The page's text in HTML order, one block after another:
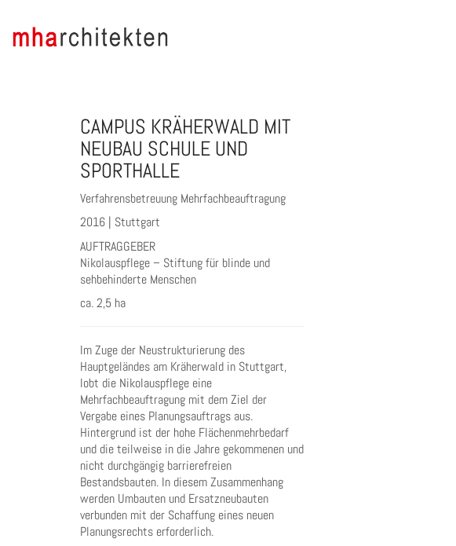
CAMPUS KRÄHERWALD MIT
NEUBAU SCHULE UND
SPORTHALLE
Verfahrensbetreuung Mehrfachbeauftragung
2016 | Stuttgart
AUFTRAGGEBER
Nikolauspflege – Stiftung für blinde und
sehbehinderte Menschen
ca. 2,5 ha
Im Zuge der Neustrukturierung des
Hauptgeländes am Kräherwald in Stuttgart,
lobt die Nikolauspflege eine
Mehrfachbeauftragung mit dem Ziel der
Vergabe eines Planungsauftrags aus.
Hintergrund ist der hohe Flächenmehrbedarf
und die teilweise in die Jahre gekommenen und
nicht durchgängig barrierefreien
Bestandsbauten. In diesem Zusammenhang
werden Umbauten und Ersatzneubauten
verbunden mit der Schaffung eines neuen
Planungsrechts erforderlich.